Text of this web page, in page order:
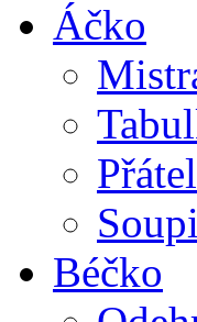
Áčko
Béčko